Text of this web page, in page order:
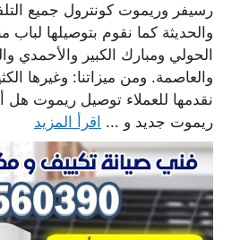
رسيفر وريموت كونترول جميع
والحديثة كما نقوم بتوصيلها لباب
الحولي ومبارك الكبير والأحمدي
والعاصمة. ومن ميزاتنا: وغيرها
نقدمها للعملاء توصيل ريموت هل
ريموت جديد و ... اقرأ المزيد